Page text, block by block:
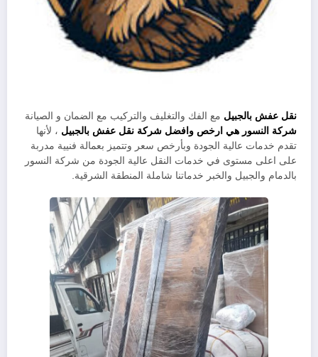
نقل عفش بالجبيل مع الفك والتغليف والتركيب مع الضمان و الصيانة
شركة النسور هي ارخص وافضل شركة نقل عفش بالجبيل ، لأنها
تقدم خدمات عالية الجودة وبأرخص سعر وتتميز بعمالة فنيية مدربة
على اعلى مستوى في خدمات النقل عالية الجودة من شركة النسور
بالدمام والجبيل والخبر خدماتنا شاملة المنطقة الشرقية.